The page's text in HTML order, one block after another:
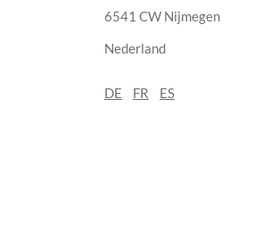
6541 CW Nijmegen
Nederland
DE FR ES